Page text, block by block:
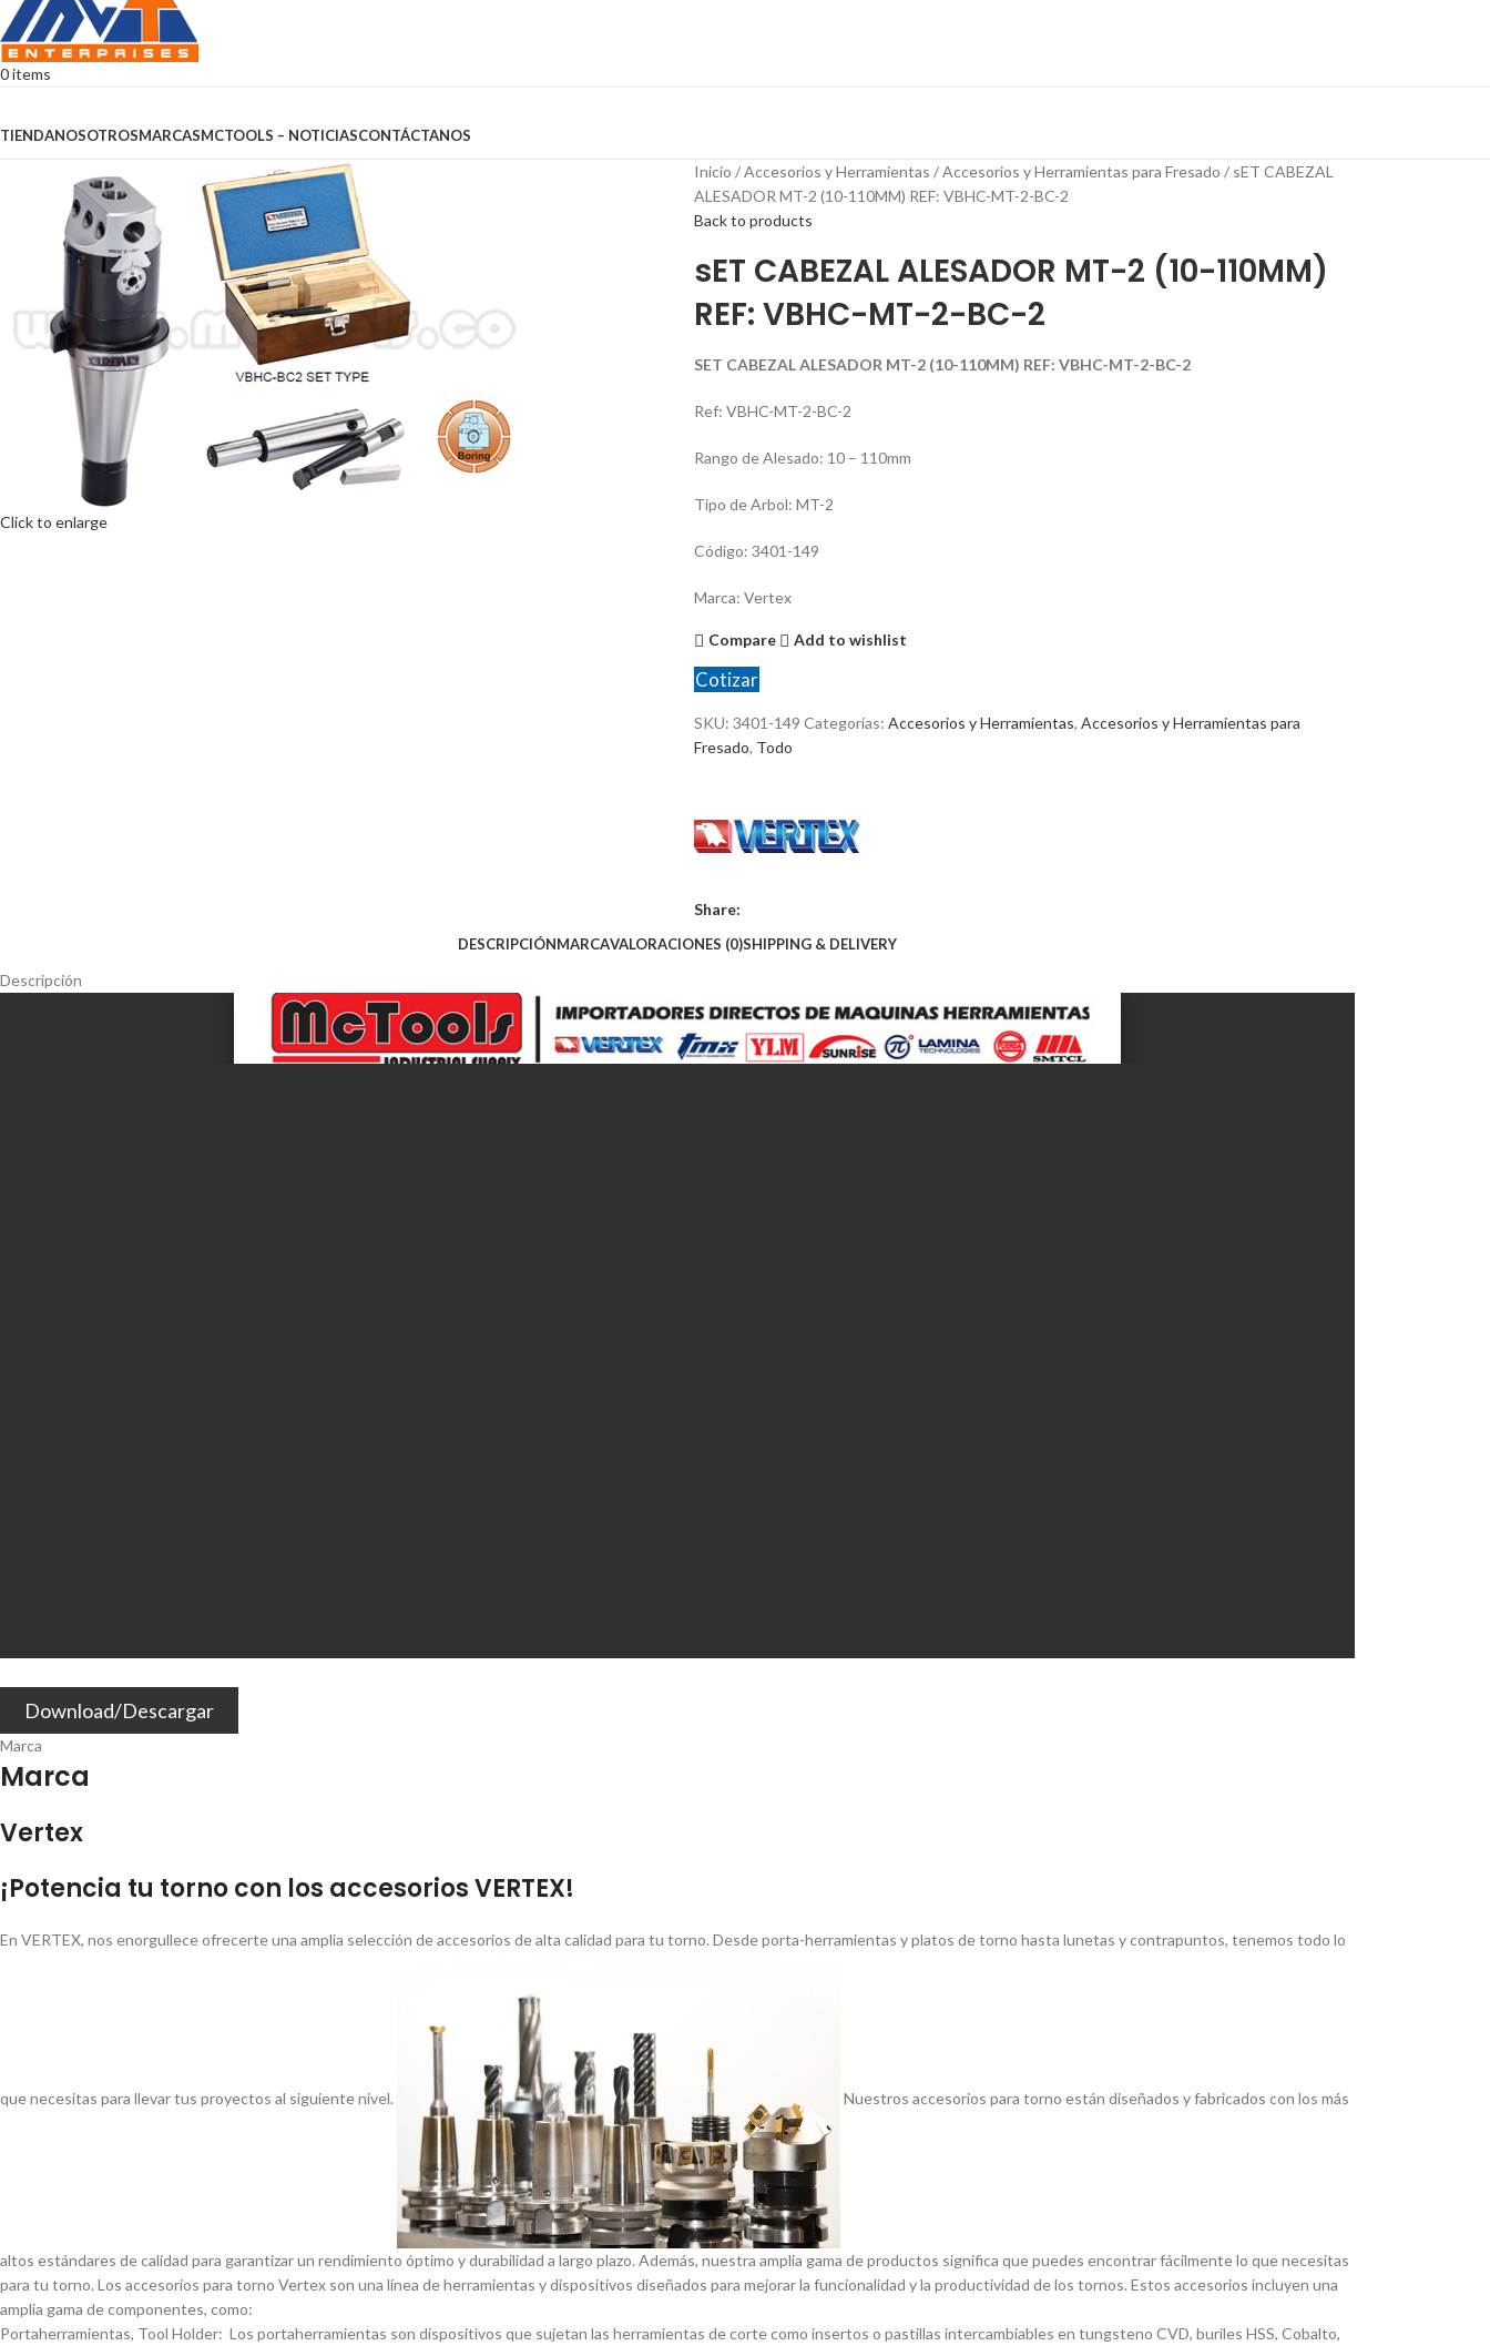
0items
TIENDANOSOTROSMARCASMCTOOLS – NOTICIASCONTÁCTANOS
Click to enlarge
Inicio Accesorios y Herramientas Accesorios y Herramientas para Fresado
sET CABEZAL
ALESADOR MT-2 (10-110MM) REF: VBHC-MT-2-BC-2
Back to products
sET CABEZAL ALESADOR MT-2 (10-110MM)
REF: VBHC-MT-2-BC-2
SET CABEZAL ALESADOR MT-2 (10-110MM) REF: VBHC-MT-2-BC-2
Ref: VBHC-MT-2-BC-2
Rango de Alesado: 10 – 110mm
Tipo de Arbol: MT-2
Código: 3401-149
Marca: Vertex
Compare Add to wishlist
Cotizar
SKU: 3401-149 Categorías: Accesorios y Herramientas, Accesorios y Herramientas para
Fresado, Todo
Share:
DESCRIPCIÓNMARCAVALORACIONES (0)SHIPPING & DELIVERY
Descripción
Download/Descargar
Marca
Marca
Vertex
¡Potencia tu torno con los accesorios VERTEX!
En VERTEX, nos enorgullece ofrecerte una amplia selección de accesorios de alta calidad para tu torno. Desde porta-herramientas y platos de torno hasta lunetas y contrapuntos, tenemos todo lo
que necesitas para llevar tus proyectos al siguiente nivel. Nuestros accesorios para torno están diseñados y fabricados con los más
altos estándares de calidad para garantizar un rendimiento óptimo y durabilidad a largo plazo. Además, nuestra amplia gama de productos significa que puedes encontrar fácilmente lo que necesitas
para tu torno. Los accesorios para torno Vertex son una lí­nea de herramientas y dispositivos diseñados para mejorar la funcionalidad y la productividad de los tornos. Estos accesorios incluyen una
amplia gama de componentes, como:
Portaherramientas, Tool Holder: Los portaherramientas son dispositivos que sujetan las herramientas de corte como insertos o pastillas intercambiables en tungsteno CVD, buriles HSS, Cobalto,